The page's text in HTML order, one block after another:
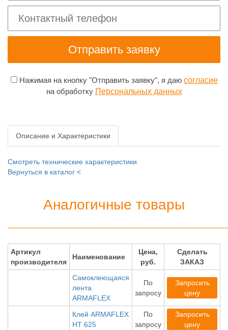
Нажимая на кнопку "Отправить заявку", я даю согласие
на обработку Персональных данных
Описание и Характеристики
Смотреть технические характеристики
Вернуться в каталог <
Аналогичные товары
Артикул
производителя
Наименование
Цена,
руб.
Сделать
ЗАКАЗ
Самоклеющаяся
лента
ARMAFLEX
По
запросу
Запросить
цену
Клей ARMAFLEX
HT 625
По
запросу
Запросить
цену